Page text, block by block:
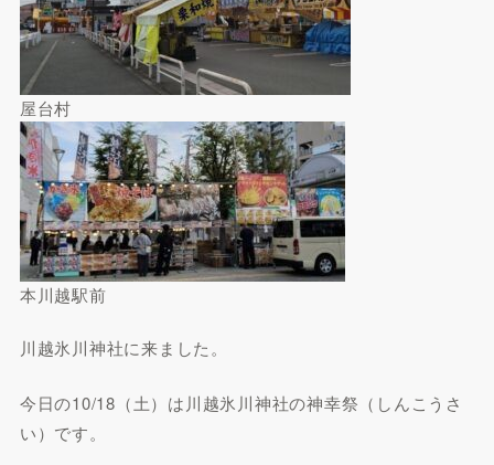
屋台村
本川越駅前
川越氷川神社に来ました。
今日の10/18（土）は川越氷川神社の神幸祭（しんこうさ
い）です。